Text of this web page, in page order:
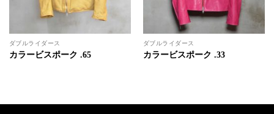
ダブルライダース
カラービスポーク .65
ダブルライダース
カラービスポーク .33